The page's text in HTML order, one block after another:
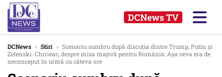
DCNews TV
DCNews › Stiri › Scenariu sumbru după discuția dintre Trump, Putin și
Zelenski. Chirieac, despre miza majoră pentru România: Așa ceva era de
neconceput în urmă cu câteva ore